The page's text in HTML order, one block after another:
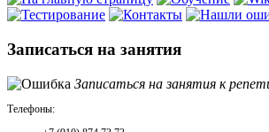
Записаться на занятия
Записаться на занятия к
Телефоны: